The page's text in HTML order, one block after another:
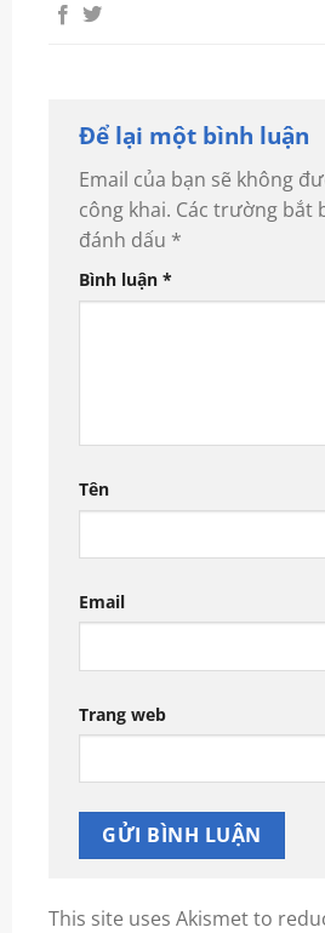
Để lại một bình luận
Email của bạn sẽ không
công khai. Các trường bắt
đánh dấu *
Bình luận *
Tên
Email
Trang web
This site uses Akismet to